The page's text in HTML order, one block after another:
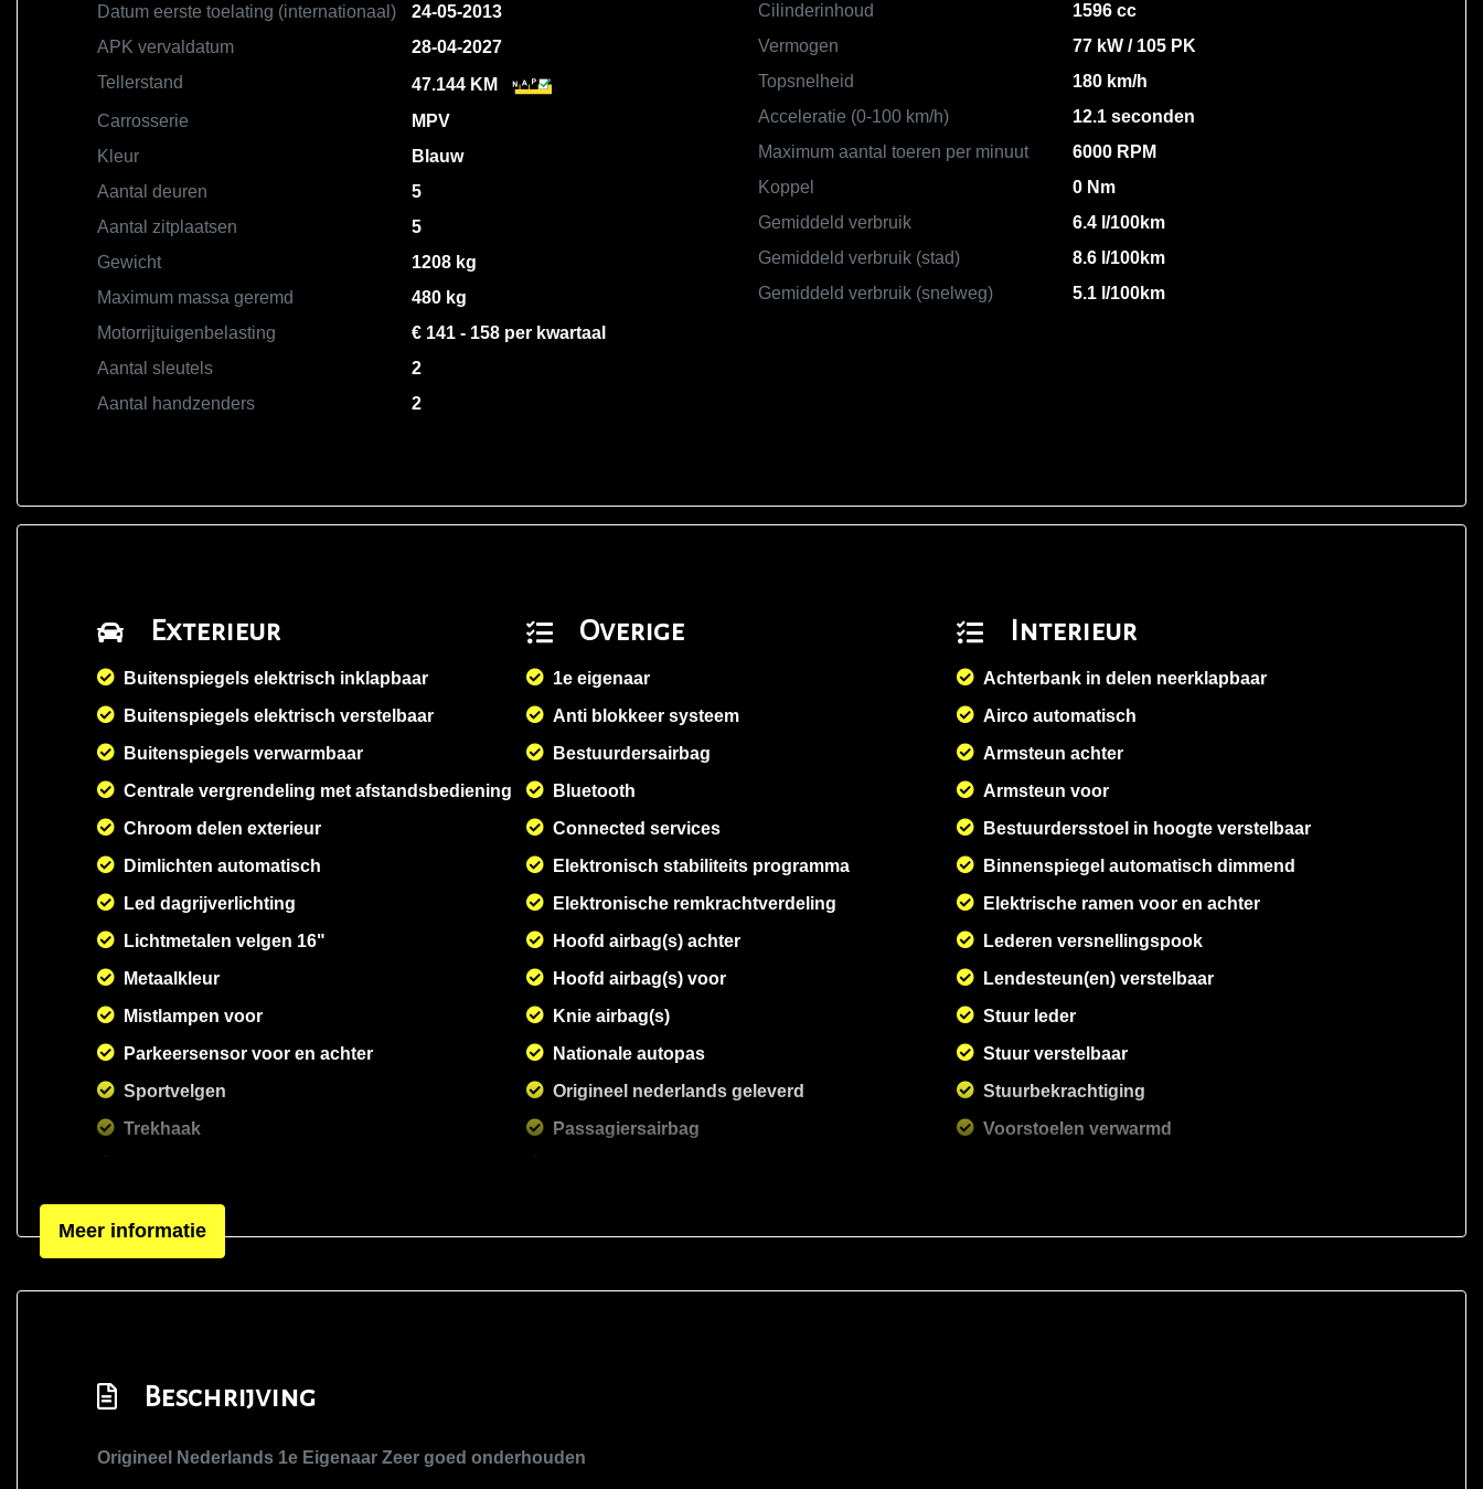
Datum eerste toelating (internationaal)
24-05-2013
APK vervaldatum
28-04-2027
Tellerstand
47.144 KM
Carrosserie
MPV
Kleur
Blauw
Aantal deuren
5
Aantal zitplaatsen
5
Gewicht
1208 kg
Maximum massa geremd
480 kg
Motorrijtuigenbelasting
€ 141 - 158 per kwartaal
Aantal sleutels
2
Aantal handzenders
2
Cilinderinhoud
1596 cc
Vermogen
77 kW / 105 PK
Topsnelheid
180 km/h
Acceleratie (0-100 km/h)
12.1 seconden
Maximum aantal toeren per minuut
6000 RPM
Koppel
0 Nm
Gemiddeld verbruik
6.4 l/100km
Gemiddeld verbruik (stad)
8.6 l/100km
Gemiddeld verbruik (snelweg)
5.1 l/100km
Exterieur
Buitenspiegels elektrisch inklapbaar
Buitenspiegels elektrisch verstelbaar
Buitenspiegels verwarmbaar
Centrale vergrendeling met afstandsbediening
Chroom delen exterieur
Dimlichten automatisch
Led dagrijverlichting
Lichtmetalen velgen 16"
Metaalkleur
Mistlampen voor
Parkeersensor voor en achter
Sportvelgen
Trekhaak
Verwarmde voorruit
Overige
1e eigenaar
Anti blokkeer systeem
Bestuurdersairbag
Bluetooth
Connected services
Elektronisch stabiliteits programma
Elektronische remkrachtverdeling
Hoofd airbag(s) achter
Hoofd airbag(s) voor
Knie airbag(s)
Nationale autopas
Origineel nederlands geleverd
Passagiersairbag
Interieur
Achterbank in delen neerklapbaar
Airco automatisch
Armsteun achter
Armsteun voor
Bestuurdersstoel in hoogte verstelbaar
Binnenspiegel automatisch dimmend
Elektrische ramen voor en achter
Lederen versnellingspook
Lendesteun(en) verstelbaar
Stuur leder
Stuur verstelbaar
Stuurbekrachtiging
Voorstoelen verwarmd
Meer informatie
Beschrijving
Origineel Nederlands 1e Eigenaar Zeer goed onderhouden